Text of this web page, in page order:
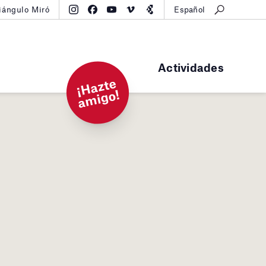
Actividades
Miró Español
¡
H
a
zt
e
a
mi
g
o!